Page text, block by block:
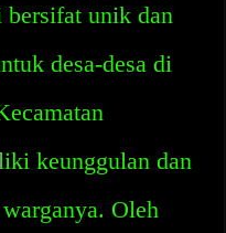
unik dan
desa-desa di
keunggulan dan
Oleh